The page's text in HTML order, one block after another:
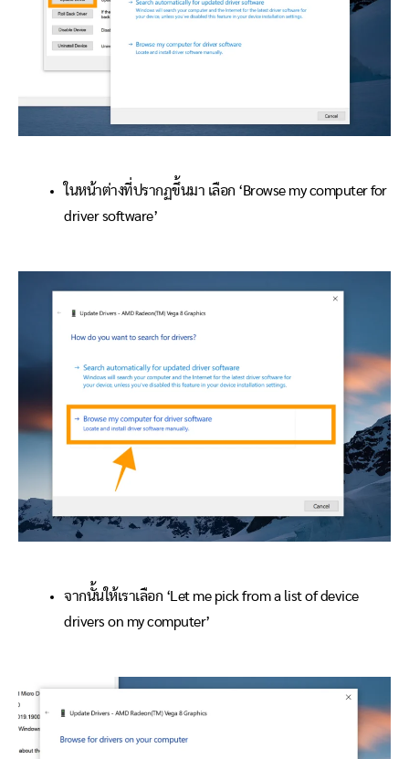
ในหน้าต่างที่ปรากฏขึ้นมา เลือก ‘Browse my computer for
driver software’
จากนั้นให้เราเลือก ‘Let me pick from a list of device
drivers on my computer’